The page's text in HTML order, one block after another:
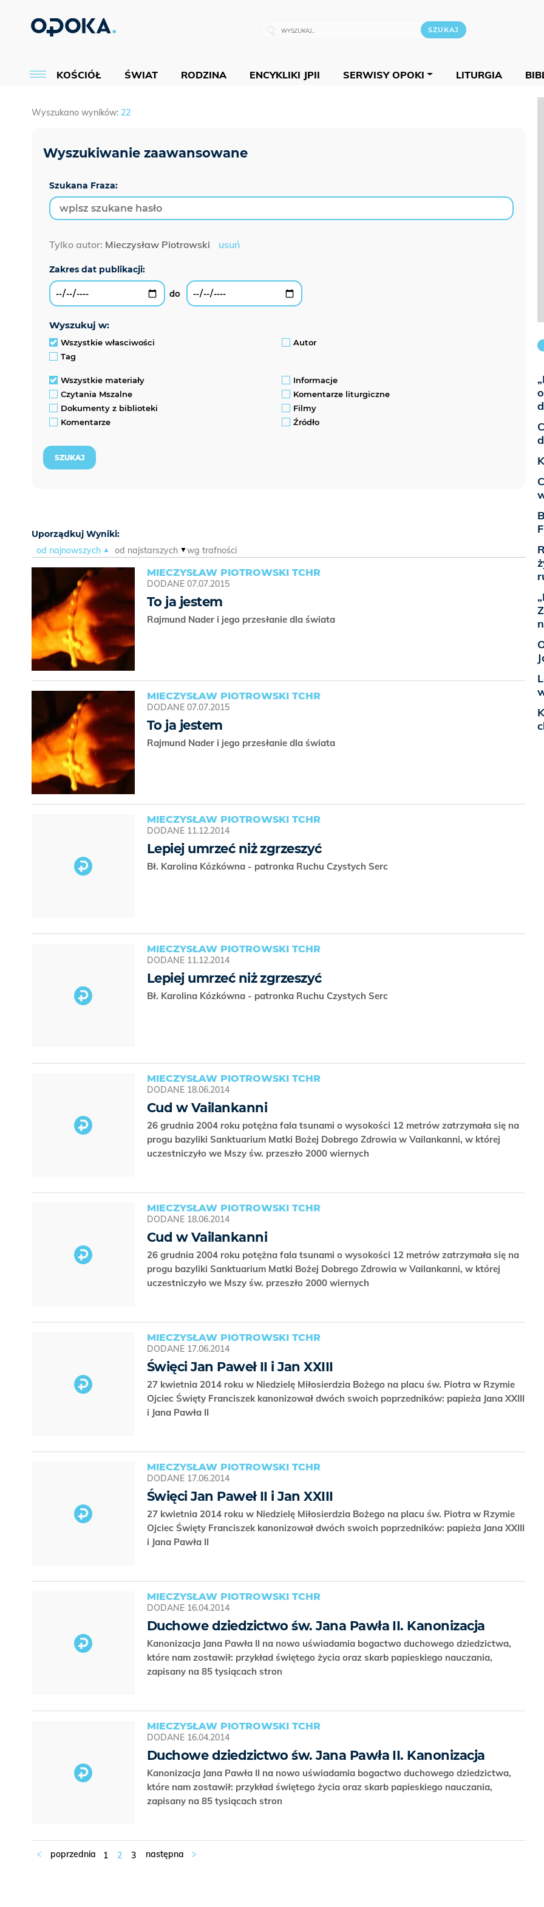
KOŚCIÓŁ ŚWIAT RODZINA ENCYKLIKI JPII SERWISY OPOKI LITURGIA
Wyszukano wyników: 22
Szukana Fraza:
Tylko autor: Mieczysław Piotrowski usuń
wyszukuj w:
Wszystkie własciwości
Autor
Tag
Wszystkie materiały
Informacje
Czytania Mszalne
Komentarze liturgiczne
Dokumenty z biblioteki
Filmy
Komentarze
Źródło
Uporządkuj Wyniki:
od najnowszych
od najstarszych wg trafności
MIECZYSŁAW PIOTROWSKI TCHR
DODANE 07.07.2015
To ja jestem
Rajmund Nader i jego przesłanie dla świata
MIECZYSŁAW PIOTROWSKI TCHR
DODANE 07.07.2015
To ja jestem
Rajmund Nader i jego przesłanie dla świata
MIECZYSŁAW PIOTROWSKI TCHR
DODANE 11.12.2014
Lepiej umrzeć niż zgrzeszyć
Bł. Karolina Kózkówna - patronka Ruchu Czystych Serc
MIECZYSŁAW PIOTROWSKI TCHR
DODANE 11.12.2014
Lepiej umrzeć niż zgrzeszyć
Bł. Karolina Kózkówna - patronka Ruchu Czystych Serc
MIECZYSŁAW PIOTROWSKI TCHR
DODANE 18.06.2014
Cud w Vailankanni
26 grudnia 2004 roku potężna fala tsunami o wysokości 12 metrów zatrzymała się na
progu bazyliki Sanktuarium Matki Bożej Dobrego Zdrowia w Vailankanni, w której
uczestniczyło we Mszy św. przeszło 2000 wiernych
MIECZYSŁAW PIOTROWSKI TCHR
DODANE 18.06.2014
Cud w Vailankanni
26 grudnia 2004 roku potężna fala tsunami o wysokości 12 metrów zatrzymała się na
progu bazyliki Sanktuarium Matki Bożej Dobrego Zdrowia w Vailankanni, w której
uczestniczyło we Mszy św. przeszło 2000 wiernych
MIECZYSŁAW PIOTROWSKI TCHR
DODANE 17.06.2014
Święci Jan Paweł II i Jan XXIII
27 kwietnia 2014 roku w Niedzielę Miłosierdzia Bożego na placu św. Piotra w Rzymie
Ojciec Święty Franciszek kanonizował dwóch swoich poprzedników: papieża Jana XXIII
i Jana Pawła II
MIECZYSŁAW PIOTROWSKI TCHR
DODANE 17.06.2014
Święci Jan Paweł II i Jan XXIII
27 kwietnia 2014 roku w Niedzielę Miłosierdzia Bożego na placu św. Piotra w Rzymie
Ojciec Święty Franciszek kanonizował dwóch swoich poprzedników: papieża Jana XXIII
i Jana Pawła II
MIECZYSŁAW PIOTROWSKI TCHR
DODANE 16.04.2014
Duchowe dziedzictwo św. Jana Pawła II. Kanonizacja
Kanonizacja Jana Pawła II na nowo uświadamia bogactwo duchowego dziedzictwa,
które nam zostawił: przykład świętego życia oraz skarb papieskiego nauczania,
zapisany na 85 tysiącach stron
MIECZYSŁAW PIOTROWSKI TCHR
DODANE 16.04.2014
Duchowe dziedzictwo św. Jana Pawła II. Kanonizacja
Kanonizacja Jana Pawła II na nowo uświadamia bogactwo duchowego dziedzictwa,
które nam zostawił: przykład świętego życia oraz skarb papieskiego nauczania,
zapisany na 85 tysiącach stron
1 2 3